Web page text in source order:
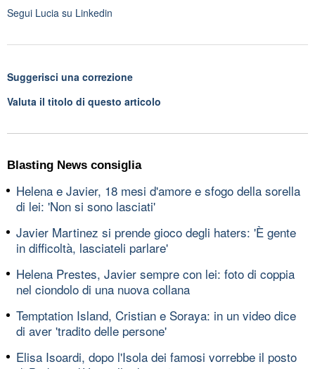
Segui Lucia su Linkedin
Suggerisci una correzione
Valuta il titolo di questo articolo
Blasting News consiglia
Helena e Javier, 18 mesi d'amore e sfogo della sorella
di lei: 'Non si sono lasciati'
Javier Martinez si prende gioco degli haters: 'È gente
in difficoltà, lasciateli parlare'
Helena Prestes, Javier sempre con lei: foto di coppia
nel ciondolo di una nuova collana
Temptation Island, Cristian e Soraya: in un video dice
di aver 'tradito delle persone'
Elisa Isoardi, dopo l'Isola dei famosi vorrebbe il posto